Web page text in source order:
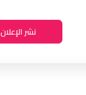
نشر الإعلان